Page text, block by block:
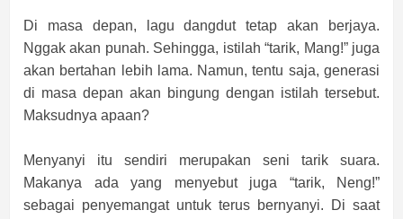
Di masa depan, lagu dangdut tetap akan berjaya.
Nggak akan punah. Sehingga, istilah “tarik, Mang!” juga
akan bertahan lebih lama. Namun, tentu saja, generasi
di masa depan akan bingung dengan istilah tersebut.
Maksudnya apaan?
Menyanyi itu sendiri merupakan seni tarik suara.
Makanya ada yang menyebut juga “tarik, Neng!”
sebagai penyemangat untuk terus bernyanyi. Di saat